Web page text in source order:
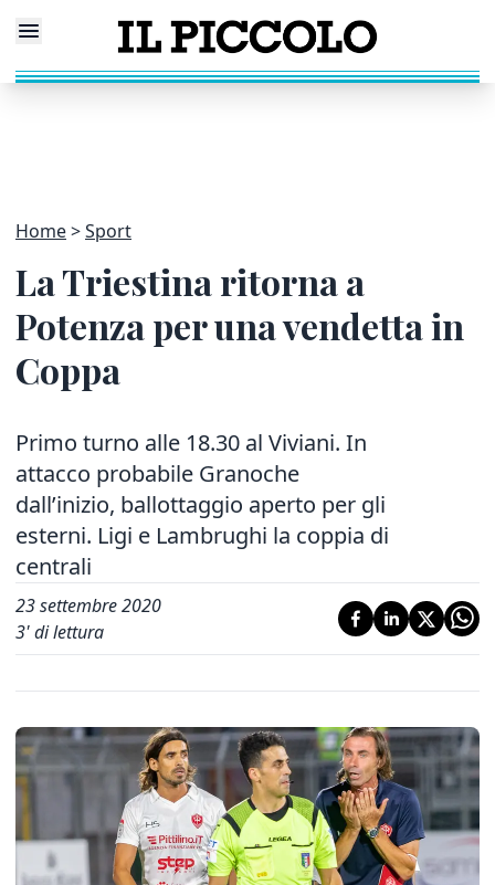
Home Sport
La Triestina ritorna a
Potenza per una vendetta in
Coppa
Primo turno alle 18.30 al Viviani. In
attacco probabile Granoche
dall’inizio, ballottaggio aperto per gli
esterni. Ligi e Lambrughi la coppia di
centrali
23 settembre 2020
3' di lettura